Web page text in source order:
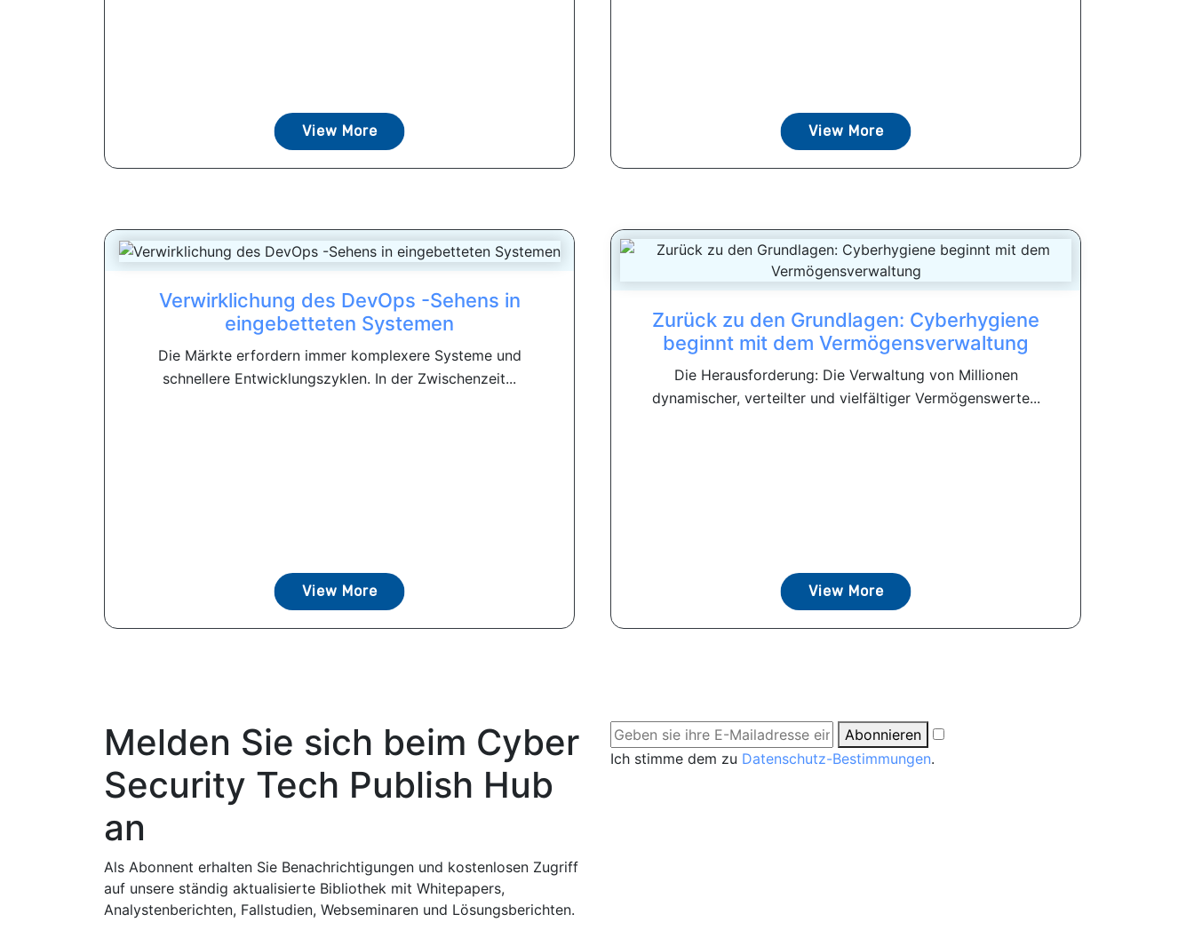
View More View More
Verwirklichung des DevOps -Sehens in
eingebetteten Systemen
Die Märkte erfordern immer komplexere Systeme und
schnellere Entwicklungszyklen. In der Zwischenzeit...
View More
Zurück zu den Grundlagen: Cyberhygiene
beginnt mit dem Vermögensverwaltung
Die Herausforderung: Die Verwaltung von Millionen
dynamischer, verteilter und vielfältiger Vermögenswerte...
View More
Melden Sie sich beim Cyber
Security Tech Publish Hub
an
Als Abonnent erhalten Sie Benachrichtigungen und kostenlosen Zugriff
auf unsere ständig aktualisierte Bibliothek mit Whitepapers,
Analystenberichten, Fallstudien, Webseminaren und Lösungsberichten.
Abonnieren
Ich stimme dem zu Datenschutz-Bestimmungen.